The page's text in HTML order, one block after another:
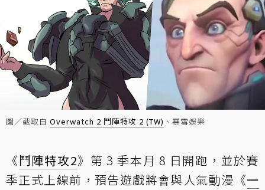
圖／截取自 Overwatch 2 鬥陣特攻 2 (TW) 、暴雪娛樂
《鬥陣特攻2》第 3 季本月 8 日開跑，並於賽
季正式上線前，預告遊戲將會與人氣動漫《一